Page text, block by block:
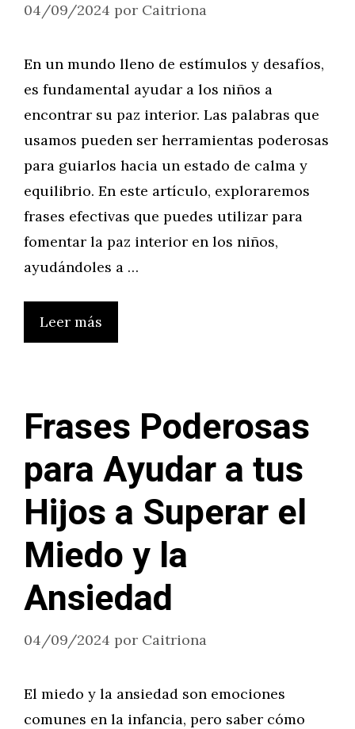
04/09/2024 por Caitriona
En un mundo lleno de estímulos y desafíos,
es fundamental ayudar a los niños a
encontrar su paz interior. Las palabras que
usamos pueden ser herramientas poderosas
para guiarlos hacia un estado de calma y
equilibrio. En este artículo, exploraremos
frases efectivas que puedes utilizar para
fomentar la paz interior en los niños,
ayudándoles a …
Leer más
Frases Poderosas
para Ayudar a tus
Hijos a Superar el
Miedo y la
Ansiedad
04/09/2024 por Caitriona
El miedo y la ansiedad son emociones
comunes en la infancia, pero saber cómo